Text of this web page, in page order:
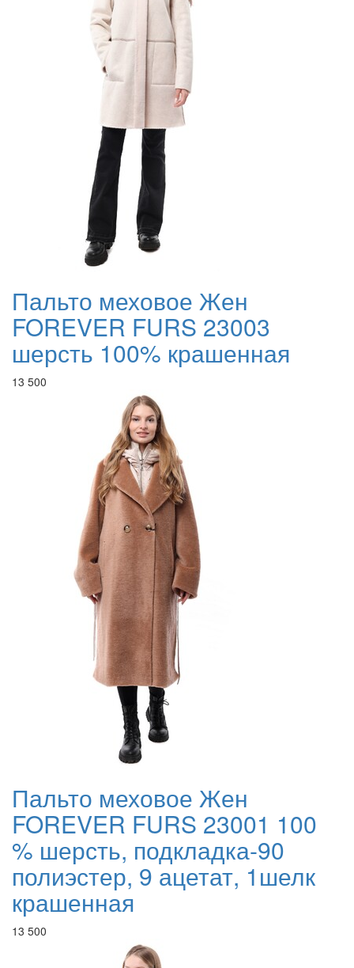
Пальто меховое Жен
FOREVER FURS 23003
шерсть 100% крашенная
13 500
Пальто меховое Жен
FOREVER FURS 23001 100
% шерсть, подкладка-90
полиэстер, 9 ацетат, 1шелк
крашенная
13 500